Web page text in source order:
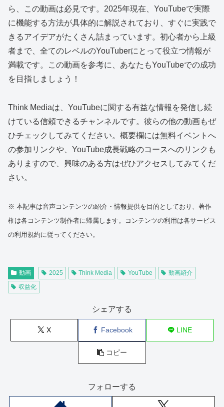
ら、この動画は必見です。2025年現在、YouTubeで実際
に機能する方法が具体的に解説されており、すぐに実践で
きるアイデアがたくさん詰まっています。初心者から上級
者まで、全てのレベルのYouTuberにとって役立つ情報が
満載です。この動画を参考に、あなたもYouTubeでの成功
を目指しましょう！
Think Mediaは、YouTubeに関する有益な情報を発信し続
けている信頼できるチャンネルです。彼らの他の動画もぜ
ひチェックしてみてください。概要欄には無料イベントへ
の参加リンクや、YouTube成長戦略のコースへのリンクも
ありますので、興味のある方はぜひアクセスしてみてくだ
さい。
※ 本記事は音声コンテンツの紹介・情報提供を目的としており、著作
権は各コンテンツ制作者に帰属します。コンテンツの利用は各サービス
の利用規約に従ってください。
動画 2025 Think Media YouTube
動画紹介
収益化
シェアする
X Facebook LINE
コピー
フォローする